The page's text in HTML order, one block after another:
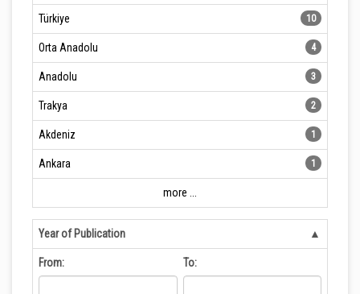
Türkiye 10
Orta Anadolu 4
Anadolu 3
Trakya 2
Akdeniz 1
Ankara 1
more ...
Year of Publication
From: To: